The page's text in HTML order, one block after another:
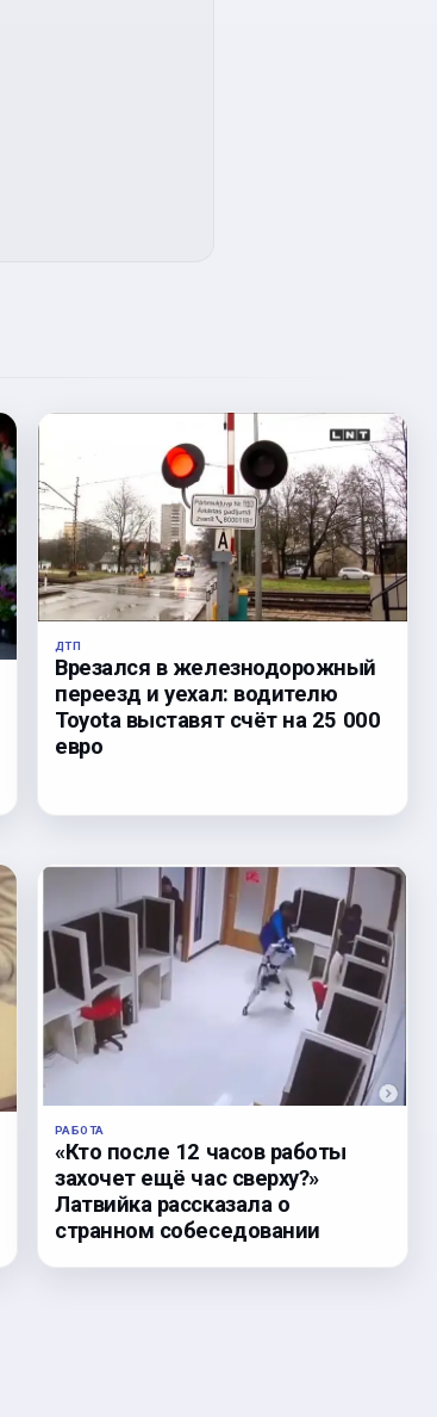
ДТП
Врезался в железнодорожный
переезд и уехал: водителю
Toyota выставят счёт на 25 000
евро
РАБОТА
«Кто после 12 часов работы
захочет ещё час сверху?»
Латвийка рассказала о
странном собеседовании